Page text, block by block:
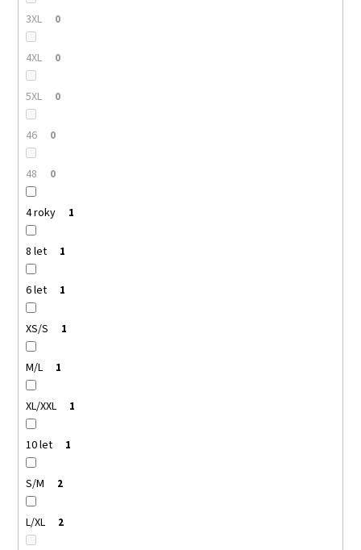
3XL 0
4XL 0
5XL 0
46 0
48 0
4 roky 1
8 let 1
6 let 1
XS/S 1
M/L 1
XL/XXL 1
10 let 1
S/M 2
L/XL 2